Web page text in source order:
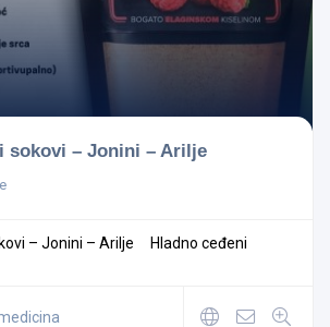
sokovi – Jonini – Arilje
– Jonini – Arilje Hladno ceđeni